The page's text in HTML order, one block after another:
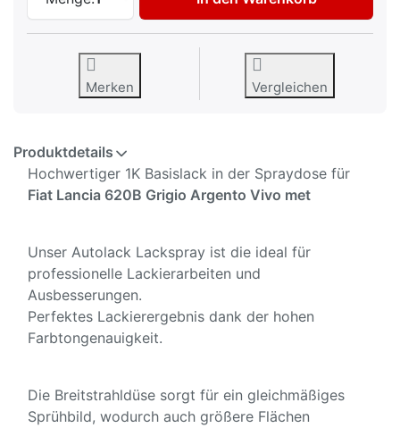
Merken Vergleichen
Produktdetails
Hochwertiger 1K Basislack in der Spraydose für
Fiat Lancia 620B Grigio Argento Vivo met
Unser Autolack Lackspray ist die ideal für
professionelle Lackierarbeiten und
Ausbesserungen.
Perfektes Lackierergebnis dank der hohen
Farbtongenauigkeit.
Die Breitstrahldüse sorgt für ein gleichmäßiges
Sprühbild, wodurch auch größere Flächen